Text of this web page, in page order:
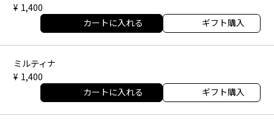
1,400
カートに入れる ギフト購入
ミルティナ
1,400
カートに入れる ギフト購入